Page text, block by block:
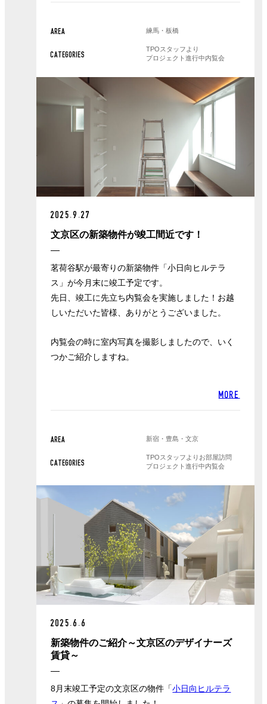
AREA 練馬・板橋
CATEGORIES
TPOスタッフより
プロジェクト進行中内覧会
2025.9.27
文京区の新築物件が竣工間近です！
茗荷谷駅が最寄りの新築物件「小日向ヒルテラ
ス」が今月末に竣工予定です。
先日、竣工に先立ち内覧会を実施しました！お越
しいただいた皆様、ありがとうございました。
内覧会の時に室内写真を撮影しましたので、いく
つかご紹介しますね。
MORE
AREA 新宿・豊島・文京
CATEGORIES
TPOスタッフより お部屋訪問
プロジェクト進行中内覧会
2025.6.6
新築物件のご紹介～文京区のデザイナーズ
賃貸～
8月末竣工予定の文京区の物件「小日向ヒルテラ